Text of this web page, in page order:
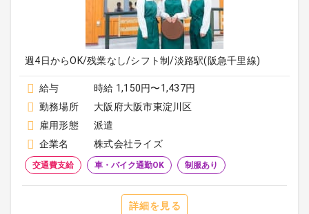
週4日からOK/残業なし/シフト制/淡路駅(阪急千里線)
給与
時給 1,150円〜1,437円
勤務場所
大阪府大阪市東淀川区
雇用形態
派遣
企業名
株式会社ライズ
交通費支給 車・バイク通勤OK 制服あり
詳細を見る